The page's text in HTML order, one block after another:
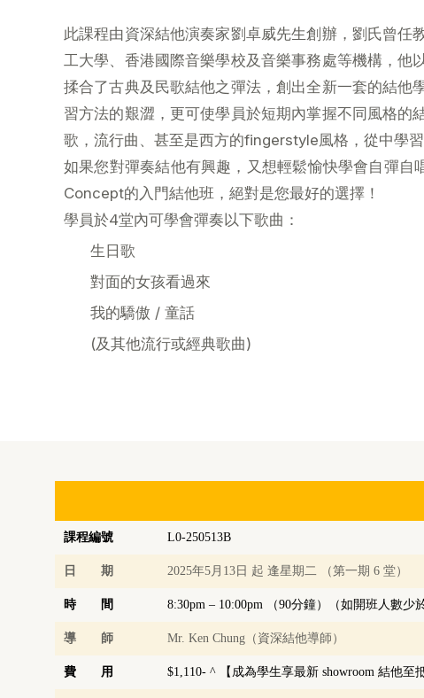
此課程由資深結他演奏家劉卓威先生創辦，劉氏曾任
工大學、香港國際音樂學校及音樂事務處等機構，他
揉合了古典及民歌結他之彈法，創出全新一套的結他
習方法的艱澀，更可使學員於短期內掌握不同風格的
歌，流行曲、甚至是西方的fingerstyle風格，從中學
如果您對彈奏結他有興趣，又想輕鬆愉快學會自彈自
Concept的入門結他班，絕對是您最好的選擇！
學員於4堂內可學會彈奏以下歌曲：
生日歌
對面的女孩看過來
我的驕傲 / 童話
(及其他流行或經典歌曲)
課程編號 L0-250513B
日 期 2025年5月13日 起 逢星期二 （第一期 6 堂）
時 間 8:30pm – 10:00pm （90分鐘）（如開班人數少
導 師 Mr. Ken Chung （資深結他導師）
費 用 $1,110- ^ 【成為學生享最新 showroom 結他至